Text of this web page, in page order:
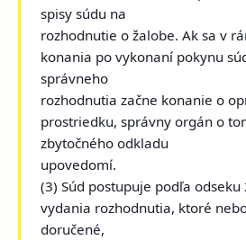
spisy súdu na
rozhodnutie o žalobe. Ak sa v
konania po vykonaní pokynu
správneho
rozhodnutia začne konanie o
prostriedku, správny orgán o
zbytočného odkladu
upovedomí.
(3) Súd postupuje podľa odseku
vydania rozhodnutia, ktoré
doručené,